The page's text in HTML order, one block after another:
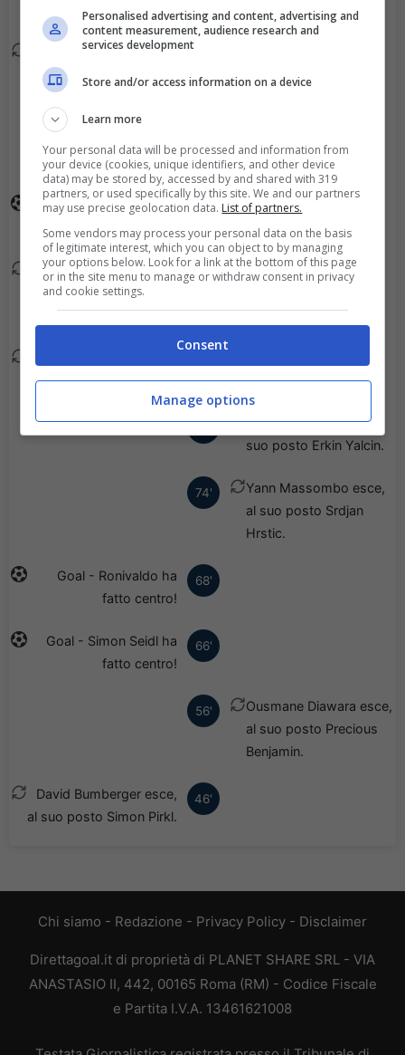
Cvetko.
Shon Weissman esce, al
suo posto Paul Mensah.
Gugganig.
90+3'
Goal - Dominik Reiter ha
83'
Isak Dahlqvist esce, al
suo posto Dominik
Reiter.
posto Mamadou Fofana.
Moritz Oswald esce, al
suo posto Erkin Yalcin.
74'
Yann Massombo esce,
al suo posto Srdjan
Hrstic.
68'
Goal - Ronivaldo ha
fatto centro!
66'
Goal - Simon Seidl ha
fatto centro!
56'
Ousmane Diawara esce,
al suo posto Precious
Benjamin.
46'
David Bumberger esce,
al suo posto Simon Pirkl.
Chi siamo - Redazione - Privacy Policy - Disclaimer
Direttagoal.it di proprietà di PLANET SHARE SRL - VIA
ANASTASIO II, 442, 00165 Roma (RM) - Codice Fiscale
e Partita I.V.A. 13461621008
Personalised advertising and content, advertising and
content measurement, audience research and
services development
Store and/or access information on a device
Learn more
Your personal data will be processed and information from
your device (cookies, unique identifiers, and other device
data) may be stored by, accessed by and shared with 319
partners, or used specifically by this site. We and our partners
may use precise geolocation data. List of partners.
Some vendors may process your personal data on the basis
of legitimate interest, which you can object to by managing
your options below. Look for a link at the bottom of this page
or in the site menu to manage or withdraw consent in privacy
and cookie settings.
Consent
Manage options